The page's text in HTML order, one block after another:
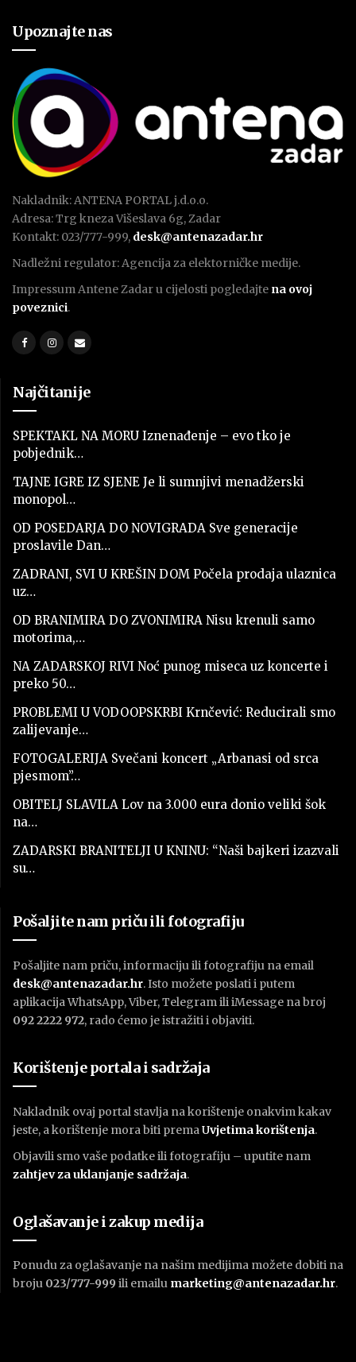
Upoznajte nas
Nakladnik: ANTENA PORTAL j.d.o.o.
Adresa: Trg kneza Višeslava 6g, Zadar
Kontakt: 023/777-999, desk@antenazadar.hr
Nadležni regulator: Agencija za elektorničke medije.
Impressum Antene Zadar u cijelosti pogledajte na ovoj
poveznici.
Najčitanije
SPEKTAKL NA MORU Iznenađenje – evo tko je
pobjednik…
TAJNE IGRE IZ SJENE Je li sumnjivi menadžerski
monopol…
OD POSEDARJA DO NOVIGRADA Sve generacije
proslavile Dan…
ZADRANI, SVI U KREŠIN DOM Počela prodaja ulaznica
uz…
OD BRANIMIRA DO ZVONIMIRA Nisu krenuli samo
motorima,…
NA ZADARSKOJ RIVI Noć punog miseca uz koncerte i
preko 50…
PROBLEMI U VODOOPSKRBI Krnčević: Reducirali smo
zalijevanje…
FOTOGALERIJA Svečani koncert „Arbanasi od srca
pjesmom”…
OBITELJ SLAVILA Lov na 3.000 eura donio veliki šok
na…
ZADARSKI BRANITELJI U KNINU: “Naši bajkeri izazvali
su…
Pošaljite nam priču ili fotografiju
Pošaljite nam priču, informaciju ili fotografiju na email
desk@antenazadar.hr. Isto možete poslati i putem
aplikacija WhatsApp, Viber, Telegram ili iMessage na broj
092 2222 972, rado ćemo je istražiti i objaviti.
Korištenje portala i sadržaja
Nakladnik ovaj portal stavlja na korištenje onakvim kakav
jeste, a korištenje mora biti prema Uvjetima korištenja.
Objavili smo vaše podatke ili fotografiju – uputite nam
zahtjev za uklanjanje sadržaja.
Oglašavanje i zakup medija
Ponudu za oglašavanje na našim medijima možete dobiti na
broju 023/777-999 ili emailu marketing@antenazadar.hr.